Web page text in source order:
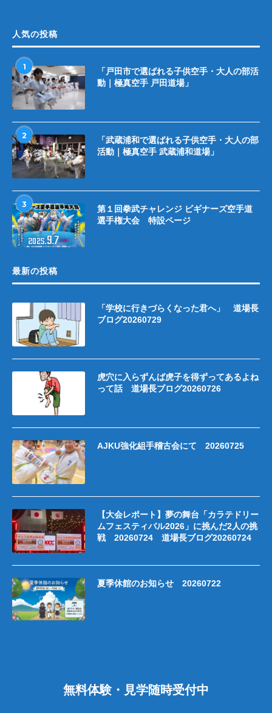
人気の投稿
1
「戸田市で選ばれる子供空手・大人の部活
動｜極真空手 戸田道場」
2
「武蔵浦和で選ばれる子供空手・大人の部
活動｜極真空手 武蔵浦和道場」
3
第１回拳武チャレンジ ビギナーズ空手道
選手権大会 特設ページ
最新の投稿
「学校に行きづらくなった君へ」 道場長
ブログ20260729
虎穴に入らずんば虎子を得ずってあるよね
って話 道場長ブログ20260726
AJKU強化組手稽古会にて 20260725
【大会レポート】夢の舞台「カラテドリー
ムフェスティバル2026」に挑んだ2人の挑
戦 20260724 道場長ブログ20260724
夏季休館のお知らせ 20260722
無料体験・見学随時受付中